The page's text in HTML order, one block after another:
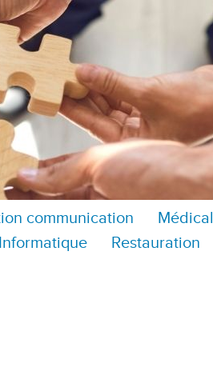
communication Médical
Informatique Restauration